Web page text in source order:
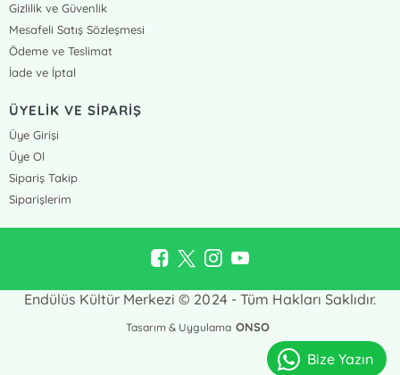
Gizlilik ve Güvenlik
Mesafeli Satış Sözleşmesi
Ödeme ve Teslimat
İade ve İptal
ÜYELİK VE SİPARİŞ
Üye Girişi
Üye Ol
Sipariş Takip
Siparişlerim
Endülüs Kültür Merkezi © 2024 - Tüm Hakları Saklıdır.
Tasarım & Uygulama ONSO
Bize Yazın